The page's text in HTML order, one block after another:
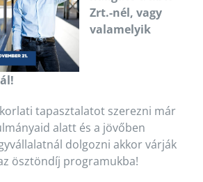
Zrt.-nél, vagy
valamelyik
tapasztalatot szerezni már
alatt és a jövőben
dolgozni akkor várják
ösztöndíj programukba!